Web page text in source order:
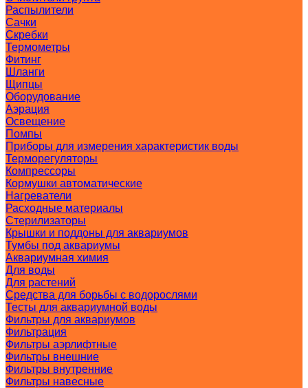
Распылители
Сачки
Скребки
Термометры
Фитинг
Шланги
Щипцы
Оборудование
Аэрация
Освещение
Помпы
Приборы для измерения характеристик воды
Терморегуляторы
Компрессоры
Кормушки автоматические
Нагреватели
Расходные материалы
Стерилизаторы
Крышки и поддоны для аквариумов
Тумбы под аквариумы
Аквариумная химия
Для воды
Для растений
Средства для борьбы с водорослями
Тесты для аквариумной воды
Фильтры для аквариумов
Фильтрация
Фильтры аэрлифтные
Фильтры внешние
Фильтры внутренние
Фильтры навесные